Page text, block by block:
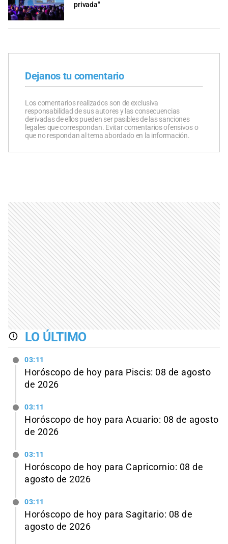
privada"
Dejanos tu comentario
Los comentarios realizados son de exclusiva
responsabilidad de sus autores y las consecuencias
derivadas de ellos pueden ser pasibles de las sanciones
legales que correspondan. Evitar comentarios ofensivos o
que no respondan al tema abordado en la información.
LO ÚLTIMO
03:11
Horóscopo de hoy para Piscis: 08 de agosto
de 2026
03:11
Horóscopo de hoy para Acuario: 08 de agosto
de 2026
03:11
Horóscopo de hoy para Capricornio: 08 de
agosto de 2026
03:11
Horóscopo de hoy para Sagitario: 08 de
agosto de 2026